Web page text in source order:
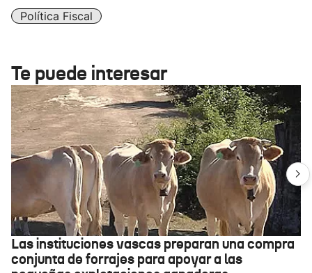
Política Fiscal
Te puede interesar
Las instituciones vascas preparan una compra
conjunta de forrajes para apoyar a las